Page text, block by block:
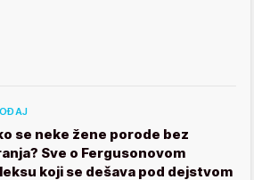
se neke žene porode bez
Sve o Fergusonovom
koji se dešava pod dejstvom